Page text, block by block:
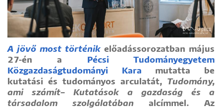
A jövő most történikelőadássorozatban május
27-én a
Pécsi Tudományegyetem
Közgazdaságtudományi Kara mutatta be
kutatási és tudományos arculatát, Tudomány,
ami számít– Kutatások a gazdaság és a
társadalom szolgálatában alcímmel. Az